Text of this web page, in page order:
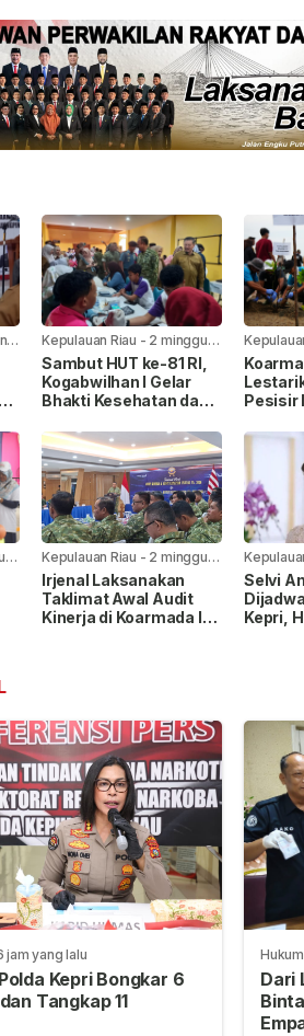
Kepulauan Riau - 2 minggu
yang lalu
Sambut HUT ke-81 RI,
Kogabwilhan I Gelar
Bhakti Kesehatan dan
Tanjungpinang
yang lalu
Pesisir
Kepulauan Riau - 2 minggu
yang lalu
Irjenal Laksanakan
Taklimat Awal Audit
Kinerja di Koarmada I,
yang lalu
Selvi
Kepri,
jam yang lalu
Kepri Bongkar 6
Tangkap 11
Dari